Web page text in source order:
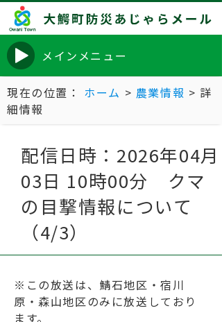
メインメニュー
現在の位置： ホーム > 農業情報 > 詳
細情報
配信日時：2026年04月
03日 10時00分 クマ
の目撃情報について
（4/3）
※この放送は、鯖石地区・宿川
原・森山地区のみに放送しており
ます。